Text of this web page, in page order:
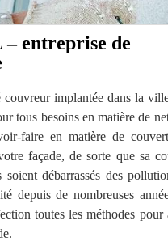
entreprise de
implantée dans la
tous besoins en matière de
faire en matière de
façade, de sorte que sa
débarrassés des
depuis de nombreuses
toutes les méthodes pour